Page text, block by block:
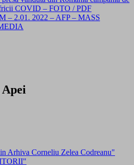
COVID – FOTO / PDF
– 2.01. 2022 – AFP – MASS
Apei
Arhiva Corneliu Zelea Codreanu"